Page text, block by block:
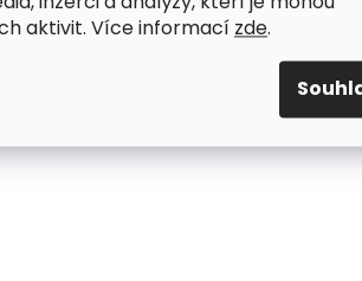
aktivit. Více informací zde.